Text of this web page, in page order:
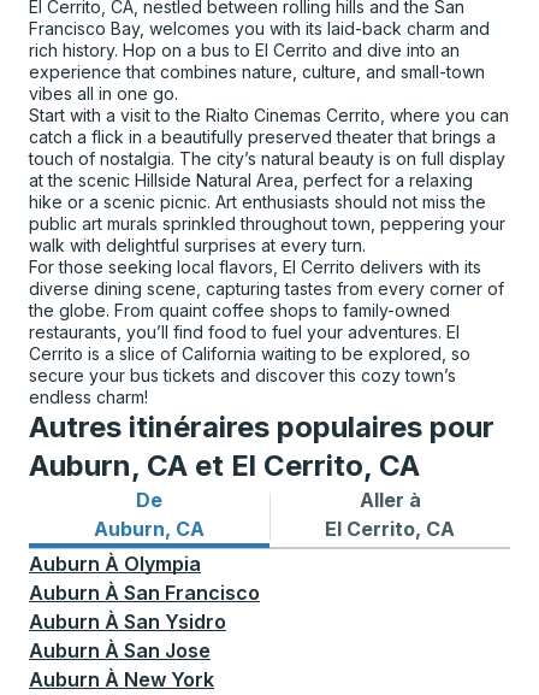
El Cerrito, CA, nestled between rolling hills and the San
Francisco Bay, welcomes you with its laid-back charm and
rich history. Hop on a bus to El Cerrito and dive into an
experience that combines nature, culture, and small-town
vibes all in one go.
Start with a visit to the Rialto Cinemas Cerrito, where you can
catch a flick in a beautifully preserved theater that brings a
touch of nostalgia. The city’s natural beauty is on full display
at the scenic Hillside Natural Area, perfect for a relaxing
hike or a scenic picnic. Art enthusiasts should not miss the
public art murals sprinkled throughout town, peppering your
walk with delightful surprises at every turn.
For those seeking local flavors, El Cerrito delivers with its
diverse dining scene, capturing tastes from every corner of
the globe. From quaint coffee shops to family-owned
restaurants, you’ll find food to fuel your adventures. El
Cerrito is a slice of California waiting to be explored, so
secure your bus tickets and discover this cozy town’s
endless charm!
Autres itinéraires populaires pour
Auburn, CA et El Cerrito, CA
De
Auburn, CA
Itinéraires de bus depuis Auburn, CA
Aller à
El Cerrito, CA
Itinéraires de bus vers El
Auburn À Olympia
Auburn À San Francisco
Auburn À San Ysidro
Auburn À San Jose
Auburn À New York